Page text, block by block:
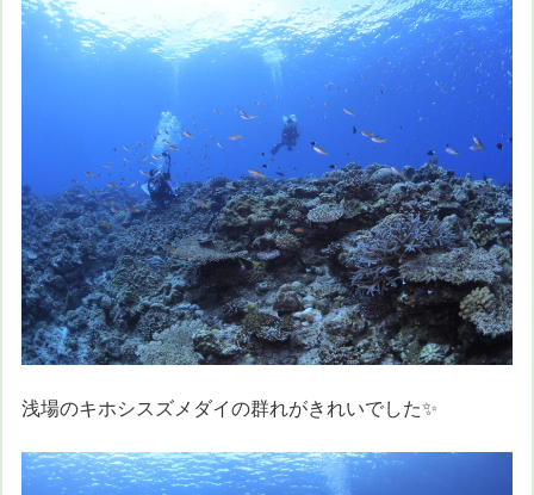
浅場のキホシスズメダイの群れがきれいでした✨